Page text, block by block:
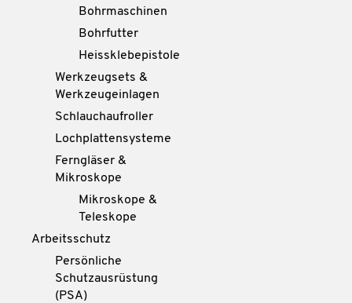
Bohrmaschinen
Bohrfutter
Heissklebepistole
Werkzeugsets &
Werkzeugeinlagen
Schlauchaufroller
Lochplattensysteme
Ferngläser &
Mikroskope
Mikroskope &
Teleskope
Arbeitsschutz
Persönliche
Schutzausrüstung
(PSA)